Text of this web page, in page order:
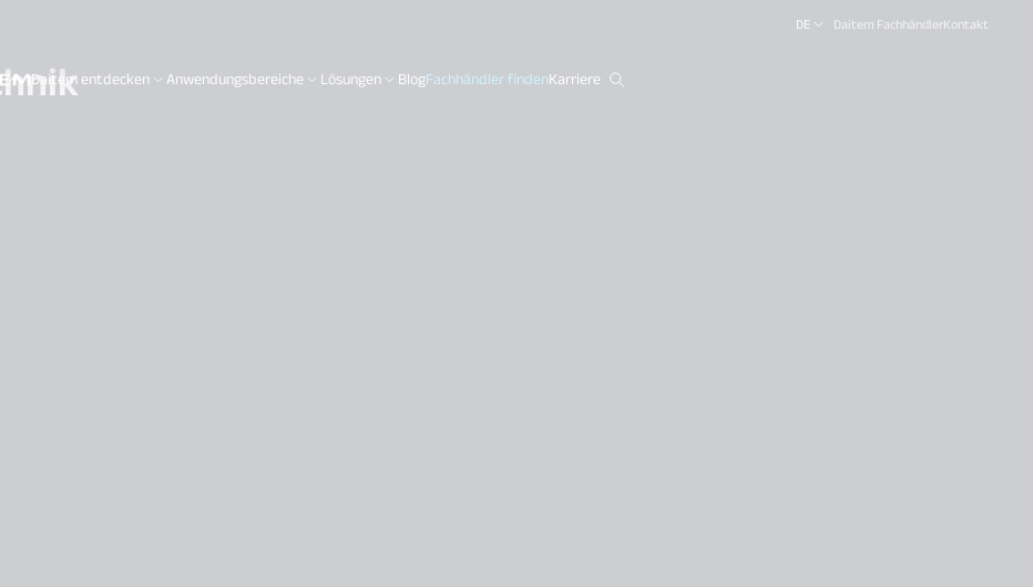
DE Daitem FachhändlerKontakt
Daitem entdecken Anwendungsbereiche Lösungen BlogFachhändler findenKarriere